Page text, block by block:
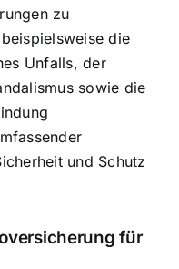
zu
die
Unfalls, der
sowie die
und Schutz
für